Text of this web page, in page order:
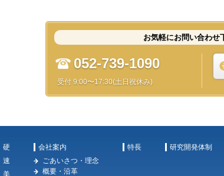
お気軽にお問い合わせ
052-739-1090
受付 9:00〜17:30(土日祝休み)
硬
速
美
会社案内
ごあいさつ・理念
概要・沿革
特長 研究開発体制